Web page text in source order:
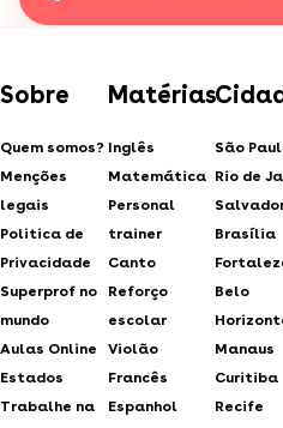
Sobre
Quem somos?
Menções
legais
Politica de
Privacidade
Superprof no
mundo
Aulas Online
Estados
Trabalhe na
Matérias
Inglês
Matemática
Personal
trainer
Canto
Reforço
escolar
Violão
Francês
Espanhol
São
Rio de
Brasília
Belo
Manaus
Curitiba
Recife